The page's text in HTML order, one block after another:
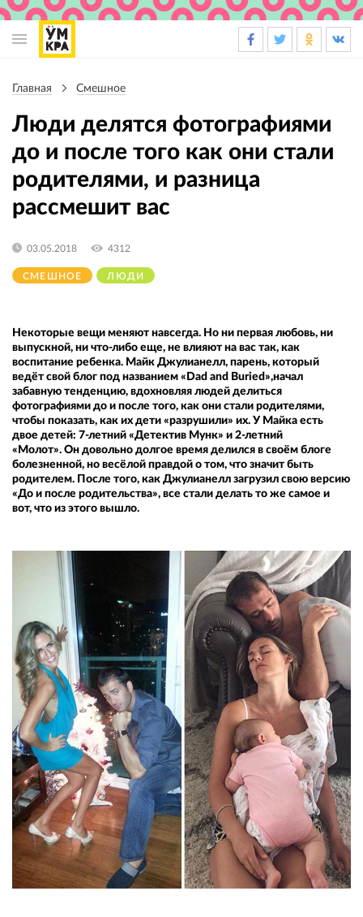
навигации
Главная Смешное
Люди делятся фотографиями
до и после того как они стали
родителями, и разница
рассмешит вас
СМЕШНОЕ ЛЮДИ
03.05.2018 4312
Некоторые вещи меняют навсегда. Но ни первая любовь, ни
выпускной, ни что-либо еще, не влияют на вас так, как
воспитание ребенка. Майк Джулианелл, парень, который
ведёт свой блог под названием «Dad and Buried»,начал
забавную тенденцию, вдохновляя людей делиться
фотографиями до и после того, как они стали родителями,
чтобы показать, как их дети «разрушили» их. У Майка есть
двое детей: 7-летний «Детектив Мунк» и 2-летний
«Молот». Он довольно долгое время делился в своём блоге
болезненной, но весёлой правдой о том, что значит быть
родителем. После того, как Джулианелл загрузил свою версию
«До и после родительства», все стали делать то же самое и
вот, что из этого вышло.